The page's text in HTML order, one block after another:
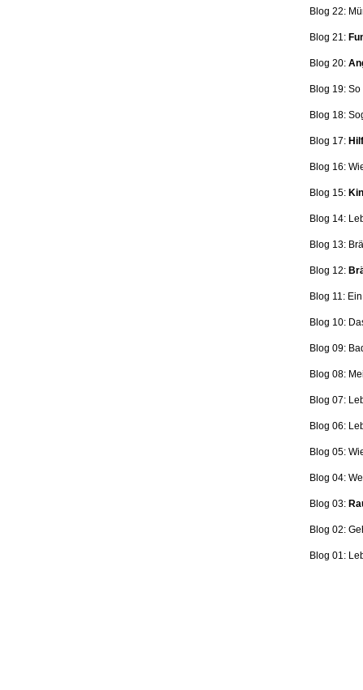
Blog 22:
Blog 21:
Blog 20:
Blog 19:
Blog 18:
Blog 17:
Blog 16:
Blog 15:
Blog 14:
Blog 13:
Blog 12:
Blog 11:
Blog 10:
Blog 09:
Blog 08:
Blog 07:
Blog 06:
Blog 05:
Blog 04:
Blog 03:
Blog 02:
Blog 01: